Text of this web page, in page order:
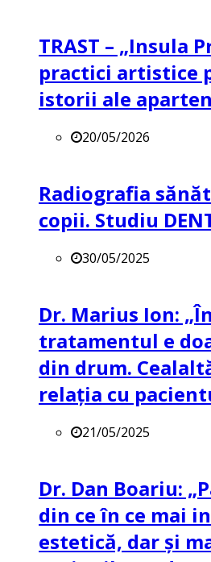
TRAST – „Insula
practici artistice
istorii ale
20/05/2026
Radiografia
copii. Studiu
30/05/2025
Dr. Marius Ion:
tratamentul e
din drum.
relația cu
21/05/2025
Dr. Dan Boariu:
din ce în ce mai
estetică, dar și